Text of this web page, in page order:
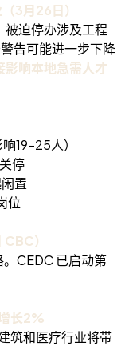
3月26日）
迫停办涉及工程
告可能进一步下降
影响本地急需人才
19-25人）
停
置
位
）
CEDC 已启动第
长2%
筑和医疗行业将带